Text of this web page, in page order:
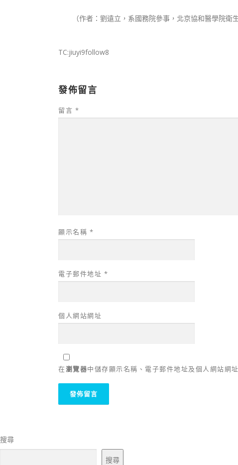
（作者：劉遠立，系國務院參事，北京協和醫學院衛生
TC:jiuyi9follow8
發佈留言
留言 *
顯示名稱 *
電子郵件地址 *
個人網站網址
在瀏覽器中儲存顯示名稱、電子郵件地址及個人網站網
搜尋
搜尋